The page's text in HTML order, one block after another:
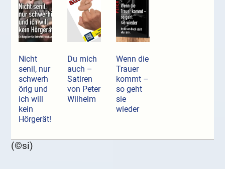
Nicht
senil, nur
schwerh
örig und
ich will
kein
Hörgerät!
Du mich
auch –
Satiren
von Peter
Wilhelm
Wenn die
Trauer
kommt –
so geht
sie
wieder
(©si)